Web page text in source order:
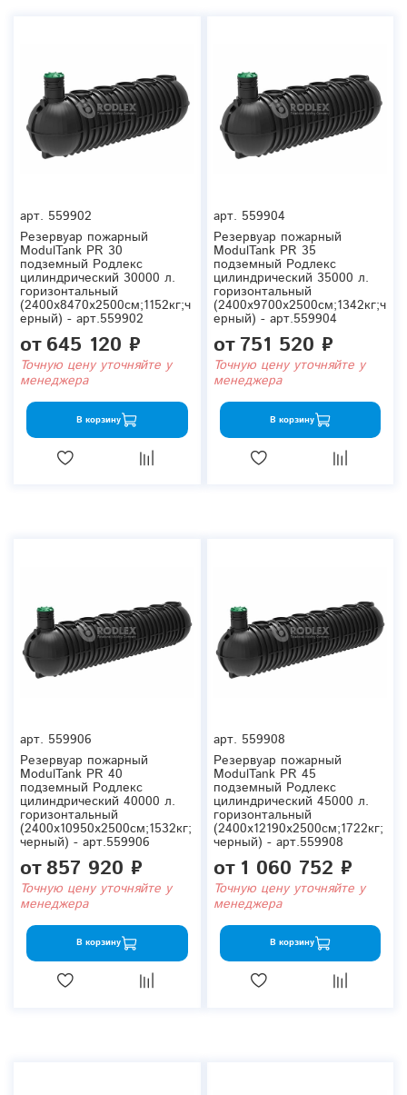
арт. 559902
Резервуар пожарный
ModulTank PR 30
подземный Родлекс
цилиндрический 30000 л.
горизонтальный
(2400x8470x2500см;1152кг;ч
ерный) - арт.559902
от645 120 ₽
Точную цену уточняйте у
менеджера
В корзину
арт. 559904
Резервуар пожарный
ModulTank PR 35
подземный Родлекс
цилиндрический 35000 л.
горизонтальный
(2400x9700x2500см;1342кг;ч
ерный) - арт.559904
от751 520 ₽
Точную цену уточняйте у
менеджера
В корзину
арт. 559906
Резервуар пожарный
ModulTank PR 40
подземный Родлекс
цилиндрический 40000 л.
горизонтальный
(2400x10950x2500см;1532кг;
черный) - арт.559906
от857 920 ₽
Точную цену уточняйте у
менеджера
В корзину
арт. 559908
Резервуар пожарный
ModulTank PR 45
подземный Родлекс
цилиндрический 45000 л.
горизонтальный
(2400x12190x2500см;1722кг;
черный) - арт.559908
от 1 060 752 ₽
Точную цену уточняйте у
менеджера
В корзину